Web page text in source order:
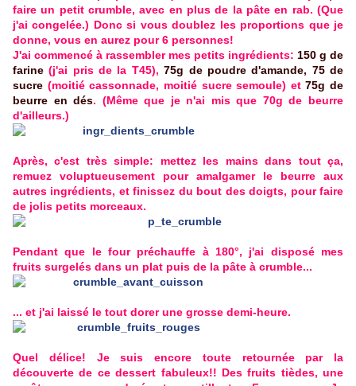
faire un petit crumble, avec en plus de la pâte en rab. (Que
j'ai congelée.) Donc si vous doublez les proportions que je
donne, vous en aurez pour 6 personnes!
J'ai commencé à rassembler mes petits ingrédients: 150 g de
farine (j'ai pris de la T45),75g de poudre d'amande, 75 de
sucre (moitié cassonnade, moitié sucre semoule) et75g de
beurre en dés. (Même que je n'ai mis que 70g de beurre
d'ailleurs.)
Après, c'est très simple: mettez les mains dans tout ça,
remuez voluptueusement pour amalgamer le beurre aux
autres ingrédients, et finissez du bout des doigts, pour faire
de jolis petits morceaux.
Pendant que le four préchauffe à 180°, j'ai disposé mes
fruits surgelés dans un plat puis de la pâte à crumble...
... et j'ai laissé le tout dorer une grosse demi-heure.
Quel délice! Je suis encore toute retournée par la
découverte de ce dessert fabuleux!! Des fruits tièdes, une